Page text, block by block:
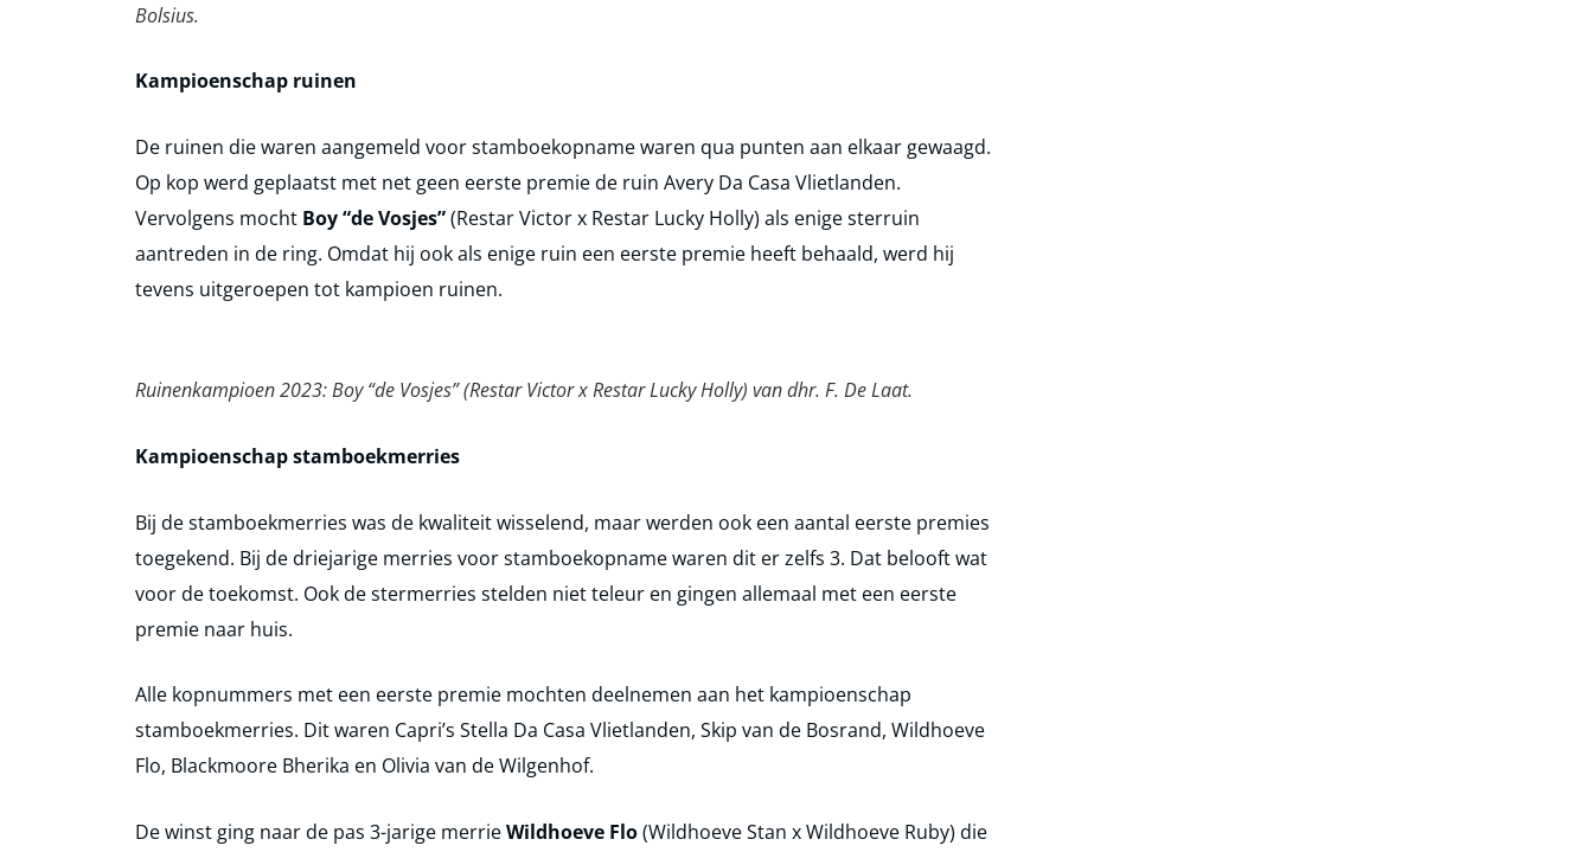
Bolsius.
Kampioenschap ruinen
De ruinen die waren aangemeld voor stamboekopname waren qua punten aan elkaar gewaagd.
Op kop werd geplaatst met net geen eerste premie de ruin Avery Da Casa Vlietlanden.
Vervolgens mocht Boy “de Vosjes”(Restar Victor x Restar Lucky Holly) als enige sterruin
aantreden in de ring. Omdat hij ook als enige ruin een eerste premie heeft behaald, werd hij
tevens uitgeroepen tot kampioen ruinen.
Ruinenkampioen 2023: Boy “de Vosjes” (Restar Victor x Restar Lucky Holly) van dhr. F. De Laat.
Kampioenschap stamboekmerries
Bij de stamboekmerries was de kwaliteit wisselend, maar werden ook een aantal eerste premies
toegekend. Bij de driejarige merries voor stamboekopname waren dit er zelfs 3. Dat belooft wat
voor de toekomst. Ook de stermerries stelden niet teleur en gingen allemaal met een eerste
premie naar huis.
Alle kopnummers met een eerste premie mochten deelnemen aan het kampioenschap
stamboekmerries. Dit waren Capri’s Stella Da Casa Vlietlanden, Skip van de Bosrand, Wildhoeve
Flo, Blackmoore Bherika en Olivia van de Wilgenhof.
De winst ging naar de pas 3-jarige merrieWildhoeve Flo(Wildhoeve Stan x Wildhoeve Ruby) die